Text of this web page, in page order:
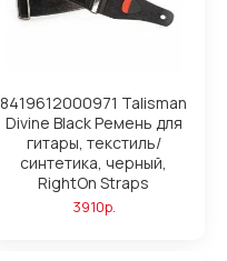
8419612000971 Talisman
Divine Black Ремень для
гитары, текстиль/
синтетика, черный,
RightOn Straps
3910р.